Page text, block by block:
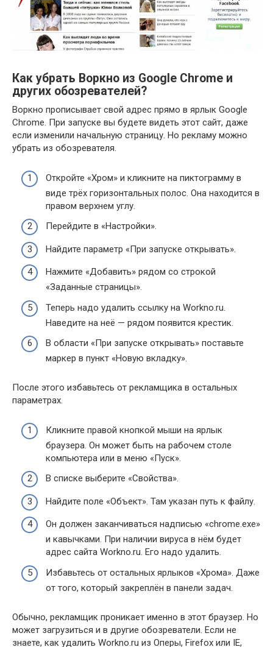
Как убрать Воркно из Google Chrome и
других обозревателей?
Воркно прописывает свой адрес прямо в ярлык Google
Chrome. При запуске вы будете видеть этот сайт, даже
если изменили начальную страницу. Но рекламу можно
убрать из обозревателя.
Откройте «Хром» и кликните на пиктограмму в
виде трёх горизонтальных полос. Она находится в
правом верхнем углу.
Перейдите в «Настройки».
Найдите параметр «При запуске открывать».
Нажмите «Добавить» рядом со строкой
«Заданные страницы».
Теперь надо удалить ссылку на Workno.ru.
Наведите на неё — рядом появится крестик.
В области «При запуске открывать» поставьте
маркер в пункт «Новую вкладку».
После этого избавьтесь от рекламщика в остальных
параметрах.
Кликните правой кнопкой мыши на ярлык
браузера. Он может быть на рабочем столе
компьютера или в меню «Пуск».
В списке выберите «Свойства».
Найдите поле «Объект». Там указан путь к файлу.
Он должен заканчиваться надписью «chrome.exe»
и кавычками. При наличии вируса в нём будет
адрес сайта Workno.ru. Его надо удалить.
Избавьтесь от остальных ярлыков «Хрома». Даже
от того, который закреплён в панели задач.
Обычно, рекламщик проникает именно в этот браузер. Но
может загрузиться и в другие обозреватели. Если не
знаете, как удалить Workno.ru из Оперы, Firefox или IE,